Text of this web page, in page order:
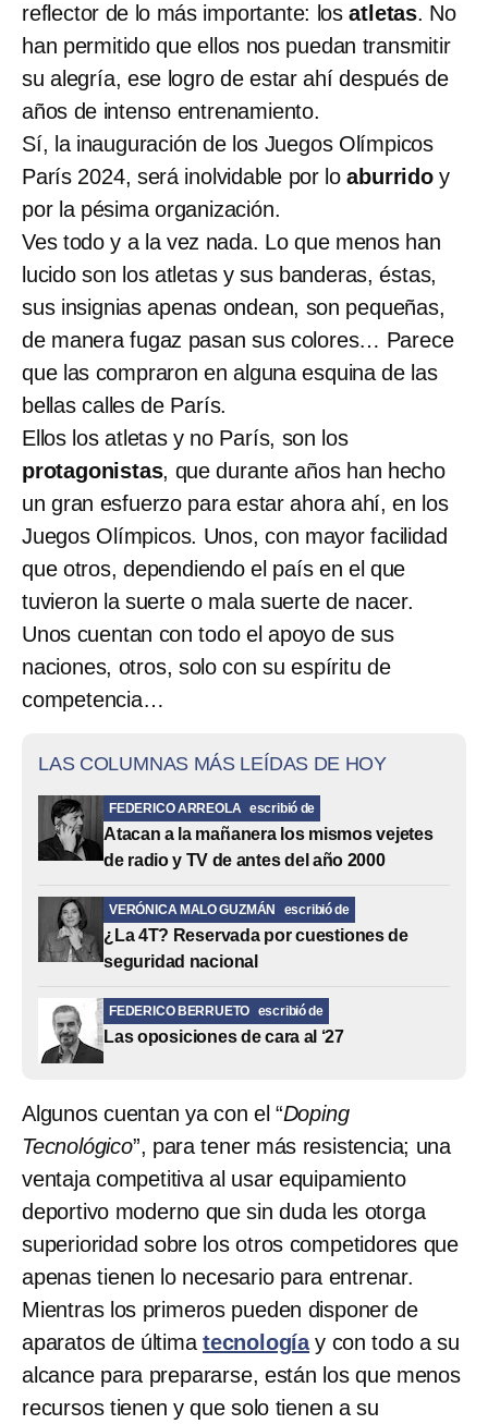
reflector de lo más importante: losatletas. No
han permitido que ellos nos puedan transmitir
su alegría, ese logro de estar ahí después de
años de intenso entrenamiento.
Sí, la inauguración de los Juegos Olímpicos
París 2024, será inolvidable por loaburridoy
por la pésima organización.
Ves todo y a la vez nada. Lo que menos han
lucido son los atletas y sus banderas, éstas,
sus insignias apenas ondean, son pequeñas,
de manera fugaz pasan sus colores… Parece
que las compraron en alguna esquina de las
bellas calles de París.
Ellos los atletas y no París, son los
protagonistas, que durante años han hecho
un gran esfuerzo para estar ahora ahí, en los
Juegos Olímpicos. Unos, con mayor facilidad
que otros, dependiendo el país en el que
tuvieron la suerte o mala suerte de nacer.
Unos cuentan con todo el apoyo de sus
naciones, otros, solo con su espíritu de
competencia…
LAS COLUMNAS MÁS LEÍDAS DE HOY
FEDERICO ARREOLA escribió de
Atacan a la mañanera los mismos vejetes
de radio y TV de antes del año 2000
VERÓNICA MALO GUZMÁN escribió de
¿La 4T? Reservada por cuestiones de
seguridad nacional
FEDERICO BERRUETO escribió de
Las oposiciones de cara al ‘27
Algunos cuentan ya con el “Doping
Tecnológico”, para tener más resistencia; una
ventaja competitiva al usar equipamiento
deportivo moderno que sin duda les otorga
superioridad sobre los otros competidores que
apenas tienen lo necesario para entrenar.
Mientras los primeros pueden disponer de
aparatos de últimatecnología y con todo a su
alcance para prepararse, están los que menos
recursos tienen y que solo tienen a su